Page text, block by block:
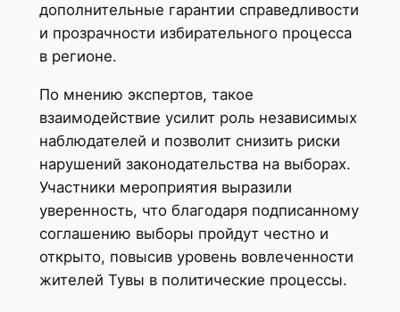
дополнительные гарантии справедливости
и прозрачности избирательного процесса
в регионе.
По мнению экспертов, такое
взаимодействие усилит роль независимых
наблюдателей и позволит снизить риски
нарушений законодательства на выборах.
Участники мероприятия выразили
уверенность, что благодаря подписанному
соглашению выборы пройдут честно и
открыто, повысив уровень вовлеченности
жителей Тувы в политические процессы.